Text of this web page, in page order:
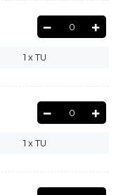
0
1 x TU
0
1 x TU